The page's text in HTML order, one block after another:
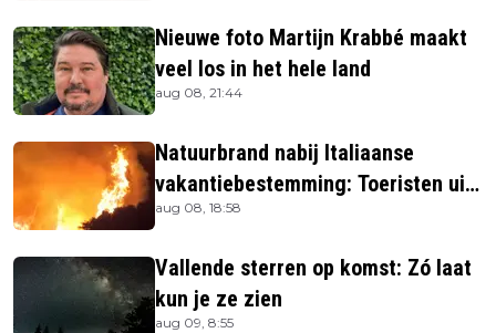
Nieuwe foto Martijn Krabbé maakt
veel los in het hele land
aug 08, 21:44
Natuurbrand nabij Italiaanse
vakantiebestemming: Toeristen uit
verblijven gehaald
aug 08, 18:58
Vallende sterren op komst: Zó laat
kun je ze zien
aug 09, 8:55